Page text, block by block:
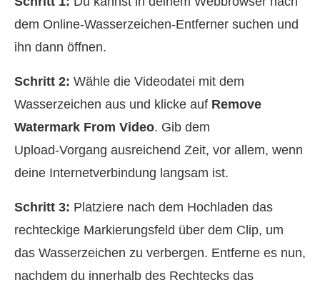
dem Online‑Wasserzeichen‑Entferner suchen und
ihn dann öffnen.
Schritt 2: Wähle die Videodatei mit dem
Wasserzeichen aus und klicke auf Remove
Watermark From Video. Gib dem
Upload‑Vorgang ausreichend Zeit, vor allem, wenn
deine Internetverbindung langsam ist.
Schritt 3: Platziere nach dem Hochladen das
rechteckige Markierungsfeld über dem Clip, um
das Wasserzeichen zu verbergen. Entferne es nun,
nachdem du innerhalb des Rechtecks das